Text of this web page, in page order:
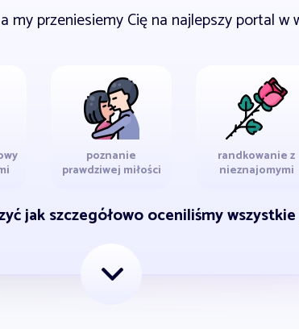
my przeniesiemy Cię na najlepszy portal w
poznanie
prawdziwej miłości
randkowanie z
nieznajomymi
jak szczegółowo oceniliśmy